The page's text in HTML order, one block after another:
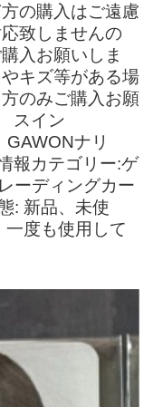
の購入はご遠慮
致しませんの
入お願いしま
キズ等がある場
のみご購入お願
スイン
ナリ
カテゴリー:ゲ
ーディングカー
: 新品、未使
度も使用して